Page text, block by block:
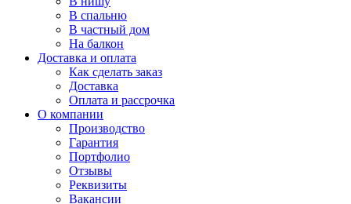
В спальню
В частный дом
На балкон
Доставка и оплата
Как сделать заказ
Доставка
Оплата и рассрочка
О компании
Производство
Гарантия
Портфолио
Отзывы
Реквизиты
Вакансии